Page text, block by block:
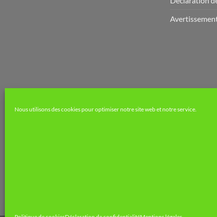
Nous utilisons des cookies pour optimiser notre site web et notre service.